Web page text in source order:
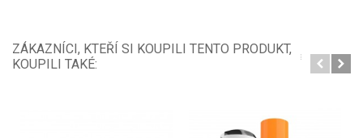
ZÁKAZNÍCI, KTEŘÍ SI KOUPILI TENTO PRODUKT,
KOUPILI TAKÉ: